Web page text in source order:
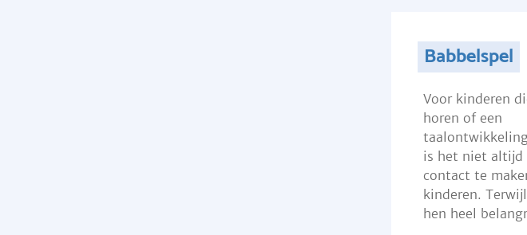
Babbelspel
Voor kinderen
horen of een
is het niet altijd
contact te
kinderen.
hen heel